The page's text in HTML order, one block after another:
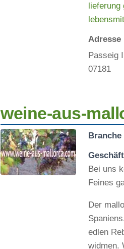
Adresse
Passeig
07181
weine-aus-
Branche
Bei uns
Feines
Der
edlen
widmen.